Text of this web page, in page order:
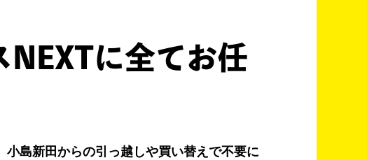
NEXTに全てお任
島新田からの引っ越しや買い替えで不要に